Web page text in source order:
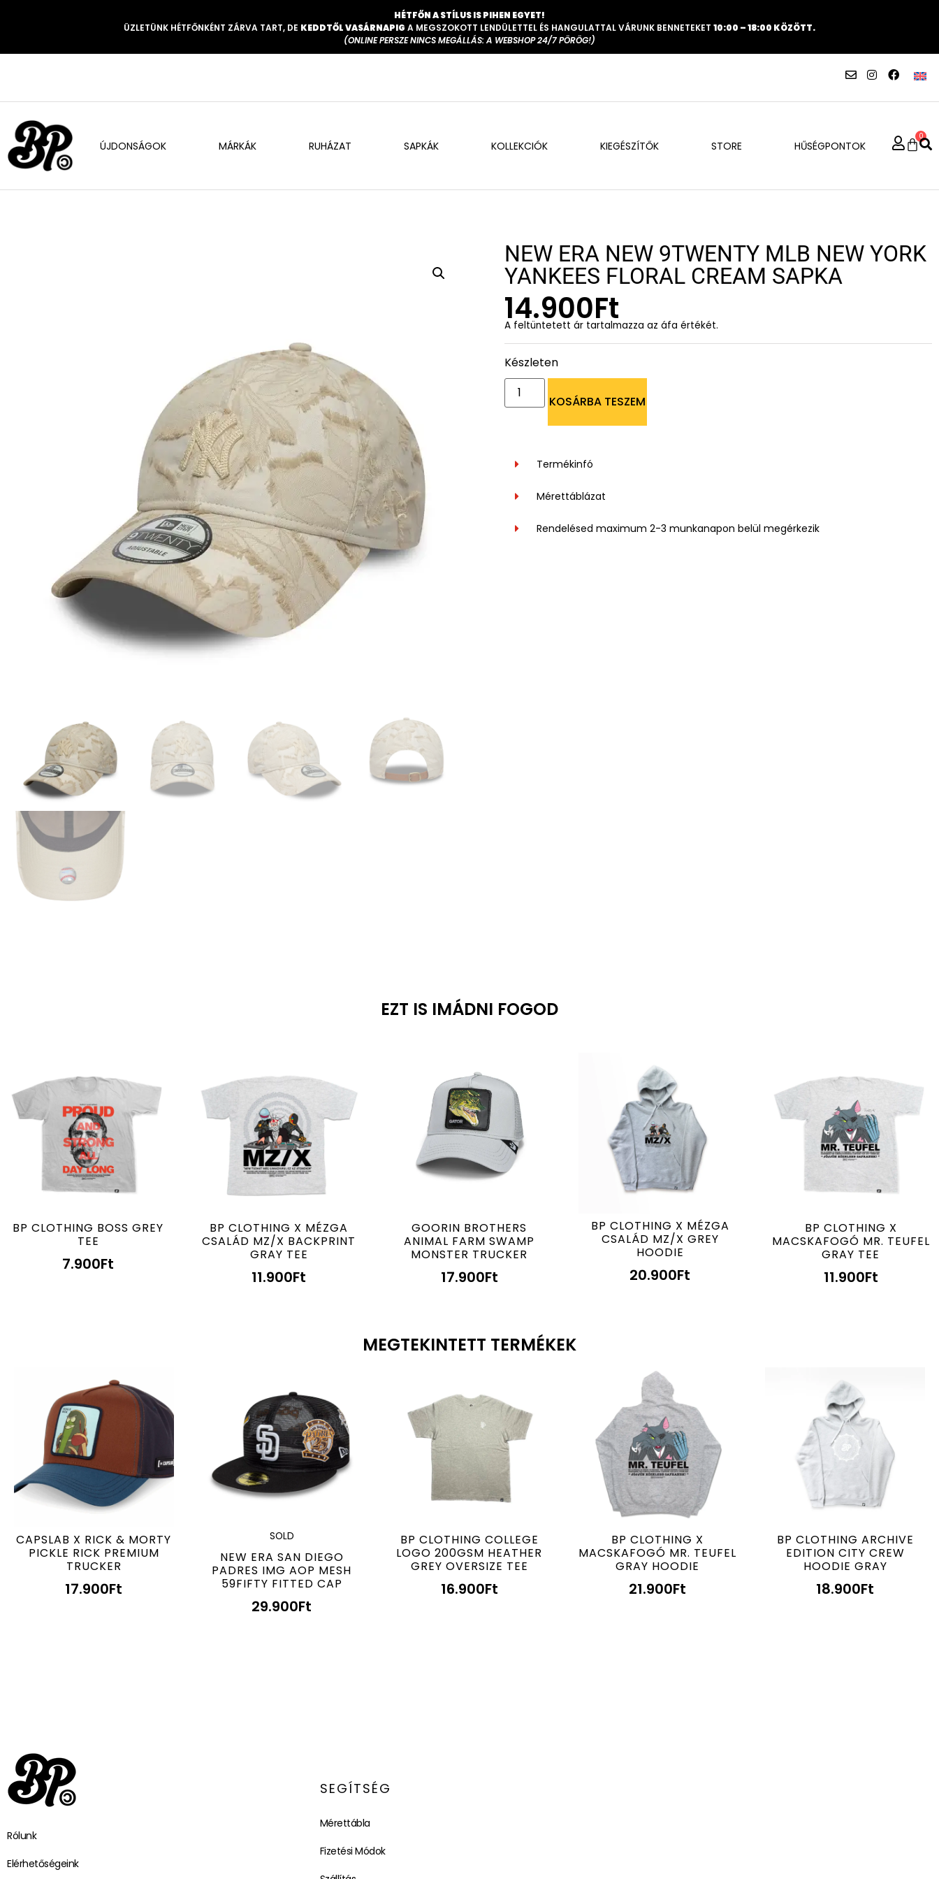
HÉTFŐN A STÍLUS IS PIHEN EGYET!
ÜZLETÜNK HÉTFŐNKÉNT ZÁRVA TART, DE KEDDTŐL VASÁRNAPIG A MEGSZOKOTT LENDÜLETTEL ÉS HANGULATTAL VÁRUNK BENNETEKET 10:00 – 18:00 KÖZÖTT.
(ONLINE PERSZE NINCS MEGÁLLÁS: A WEBSHOP 24/7 PÖRÖG!)
ÚJDONSÁGOK MÁRKÁK RUHÁZAT SAPKÁK KOLLEKCIÓK KIEGÉSZÍTŐK STORE HŰSÉGPONTOK
0
NEW ERA NEW 9TWENTY MLB NEW YORK
YANKEES FLORAL CREAM SAPKA
14.900Ft
A feltüntetett ár tartalmazza az áfa értékét.
Készleten
KOSÁRBA TESZEM
Termékinfó
Mérettáblázat
Rendelésed maximum 2-3 munkanapon belül megérkezik
EZT IS IMÁDNI FOGOD
BP CLOTHING BOSS GREY
TEE
7.900Ft
BP CLOTHING X MÉZGA
CSALÁD MZ/X BACKPRINT
GRAY TEE
11.900Ft
GOORIN BROTHERS
ANIMAL FARM SWAMP
MONSTER TRUCKER
17.900Ft
BP CLOTHING X MÉZGA
CSALÁD MZ/X GREY
HOODIE
20.900Ft
BP CLOTHING X
MACSKAFOGÓ MR. TEUFEL
GRAY TEE
11.900Ft
MEGTEKINTETT TERMÉKEK
CAPSLAB X RICK & MORTY
PICKLE RICK PREMIUM
TRUCKER
17.900Ft
SOLD
NEW ERA SAN DIEGO
PADRES IMG AOP MESH
59FIFTY FITTED CAP
29.900Ft
BP CLOTHING COLLEGE
LOGO 200GSM HEATHER
GREY OVERSIZE TEE
16.900Ft
BP CLOTHING X
MACSKAFOGÓ MR. TEUFEL
GRAY HOODIE
21.900Ft
BP CLOTHING ARCHIVE
EDITION CITY CREW
HOODIE GRAY
18.900Ft
Rólunk
Elérhetőségeink
SEGÍTSÉG
Mérettábla
Fizetési Módok